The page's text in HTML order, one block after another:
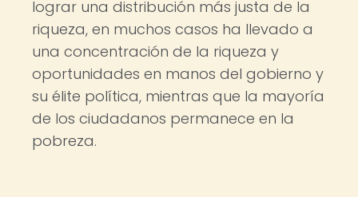
lograr una distribución más justa de la
riqueza, en muchos casos ha llevado a
una concentración de la riqueza y
oportunidades en manos del gobierno y
su élite política, mientras que la mayoría
de los ciudadanos permanece en la
pobreza.